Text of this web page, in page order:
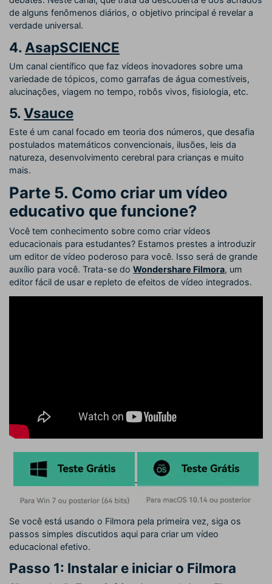
de alguns fenômenos diários, o objetivo principal é revelar a
verdade universal.
4. AsapSCIENCE
Um canal científico que faz vídeos inovadores sobre uma
variedade de tópicos, como garrafas de água comestíveis,
alucinações, viagem no tempo, robôs vivos, fisiologia, etc.
5.Vsauce
Este é um canal focado em teoria dos números, que desafia
postulados matemáticos convencionais, ilusões, leis da
natureza, desenvolvimento cerebral para crianças e muito
mais.
Parte 5. Como criar um vídeo
educativo que funcione?
Você tem conhecimento sobre como criar vídeos
educacionais para estudantes? Estamos prestes a introduzir
um editor de vídeo poderoso para você. Isso será de grande
auxílio para você. Trata-se do Wondershare Filmora, um
editor fácil de usar e repleto de efeitos de vídeo integrados.
Se você está usando o Filmora pela primeira vez, siga os
passos simples discutidos aqui para criar um vídeo
educacional efetivo.
Passo 1: Instalar e iniciar o Filmora